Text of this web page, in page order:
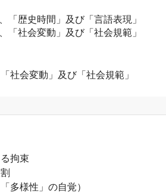
「歴史時間」及び「言語表現」
「社会変動」及び「社会規範」
社会変動」及び「社会規範」
拘束
多様性」の自覚）